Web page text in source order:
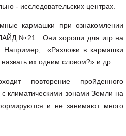
- исследовательских центрах.
кармашки при ознакомлении
№21. Они хороши для игр на
Например, «Разложи в кармашки
их одним словом?» и др.
повторение пройденного
климатическими зонами Земли на
и не занимают много